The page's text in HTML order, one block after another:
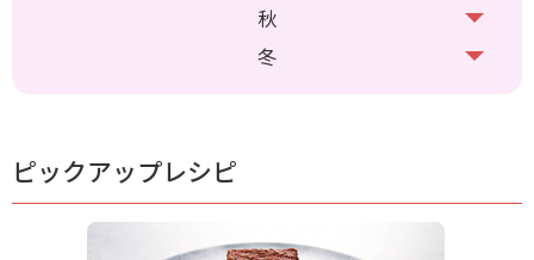
秋
冬
ピックアップレシピ